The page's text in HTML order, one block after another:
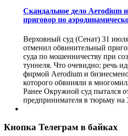
Скандальное дело Aerodium
приговор по
Верховный суд (Сенат) 31
отменил обвинительный
суда по мошенничеству при
туннеля. Что очевидно: речь
фирмой Aerodium и
которого обвиняли в
Ранее Окружной суд пытался
предпринимателя в тюрьму на
Кнопка Телеграм в байках